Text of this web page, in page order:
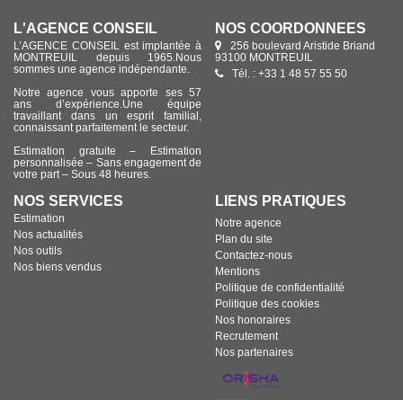
L'AGENCE CONSEIL
L’AGENCE CONSEIL est implantée à
MONTREUIL depuis 1965.Nous
sommes une agence indépendante.
Notre agence vous apporte ses 57
ans d’expérience.Une équipe
travaillant dans un esprit familial,
connaissant parfaitement le secteur.
Estimation gratuite – Estimation
personnalisée – Sans engagement de
votre part – Sous 48 heures.
NOS COORDONNÉES
256 boulevard Aristide Briand
93100 MONTREUIL
Tél. : +33 1 48 57 55 50
NOS SERVICES
Estimation
Nos actualités
Nos outils
Nos biens vendus
LIENS PRATIQUES
Notre agence
Plan du site
Contactez-nous
Mentions
Politique de confidentialité
Politique des cookies
Nos honoraires
Recrutement
Nos partenaires